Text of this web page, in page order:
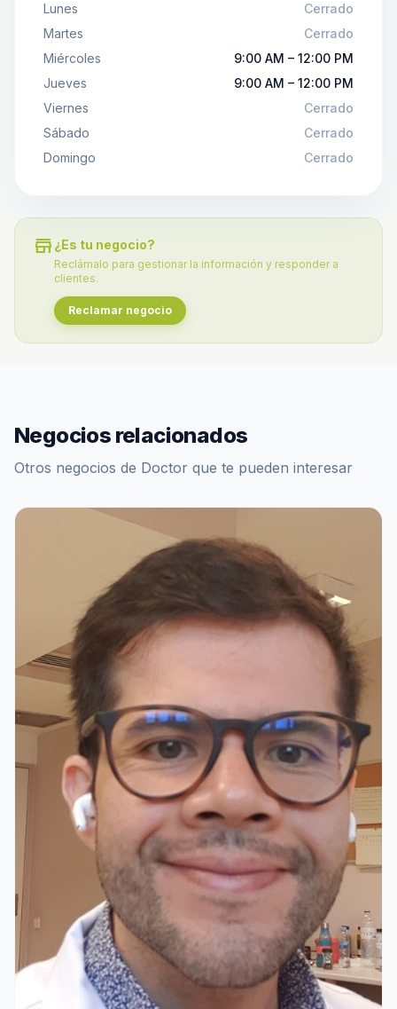
Lunes
Cerrado
Martes
Cerrado
Miércoles
9:00 AM – 12:00 PM
Jueves
9:00 AM – 12:00 PM
Viernes
Cerrado
Sábado
Cerrado
Domingo
Cerrado
store ¿Es tu negocio?
Reclámalo para gestionar la información y responder a
clientes.
Reclamar negocio
Negocios relacionados
Otros negocios de Doctor que te pueden interesar